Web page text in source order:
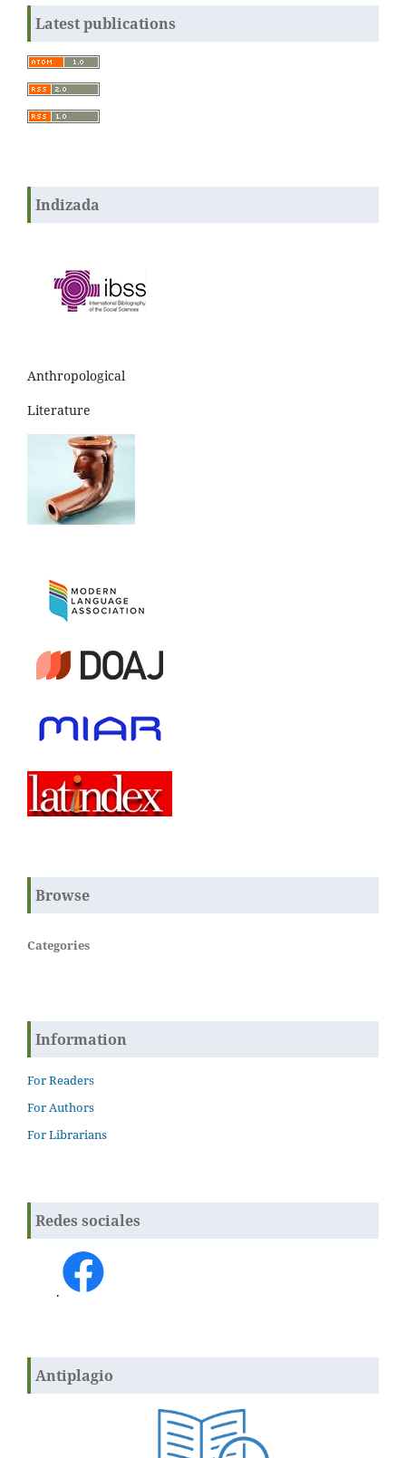
Latest publications
Indizada
Anthropological
Literature
Browse
Categories
Information
For Readers
For Authors
For Librarians
Redes sociales
.
Antiplagio